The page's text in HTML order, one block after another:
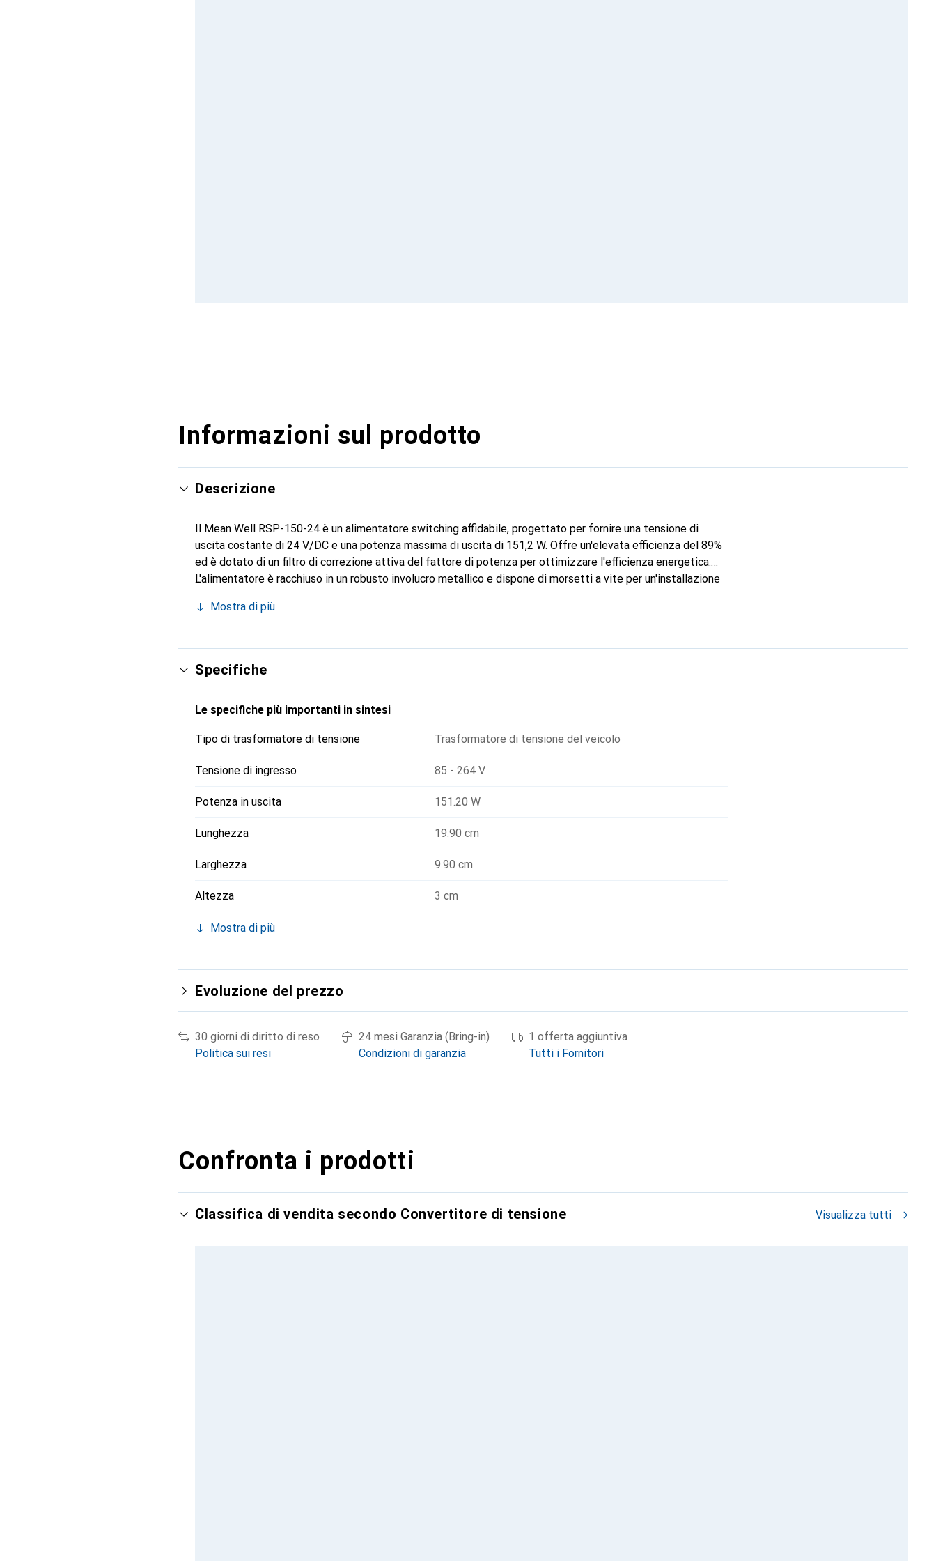
Informazioni sul prodotto
Descrizione
Il Mean Well RSP-150-24 è un alimentatore switching affidabile, progettato per fornire una tensione di
uscita costante di 24 V/DC e una potenza massima di uscita di 151,2 W. Offre un'elevata efficienza del 89%
ed è dotato di un filtro di correzione attiva del fattore di potenza per ottimizzare l'efficienza energetica.
L'alimentatore è racchiuso in un robusto involucro metallico e dispone di morsetti a vite per un'installazione
soli 30 mm di altezza consente di utilizzarlo in spazi ristretti. Con un ampio intervallo di tensione di
per diverse applicazioni in ambito industriale e commerciale.
Mostra di più
Specifiche
Le specifiche più importanti in sintesi
Tipo di trasformatore di tensione Trasformatore di tensione del veicolo
Tensione di ingresso 85 - 264 V
Potenza in uscita 151.20 W
Lunghezza 19.90 cm
Larghezza 9.90 cm
Altezza 3 cm
Mostra di più
Evoluzione del prezzo
30 giorni di diritto di reso
Politica sui resi
24 mesi Garanzia (Bring-in)
Condizioni di garanzia
1 offerta aggiuntiva
Tutti i Fornitori
Confronta i prodotti
Classifica di vendita secondo Convertitore di tensione Visualizza tutti